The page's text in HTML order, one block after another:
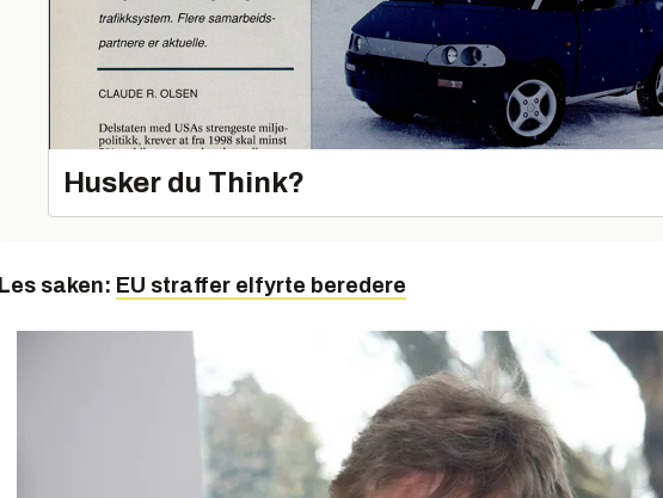
Husker du Think?
Les saken: EU straffer elfyrte beredere